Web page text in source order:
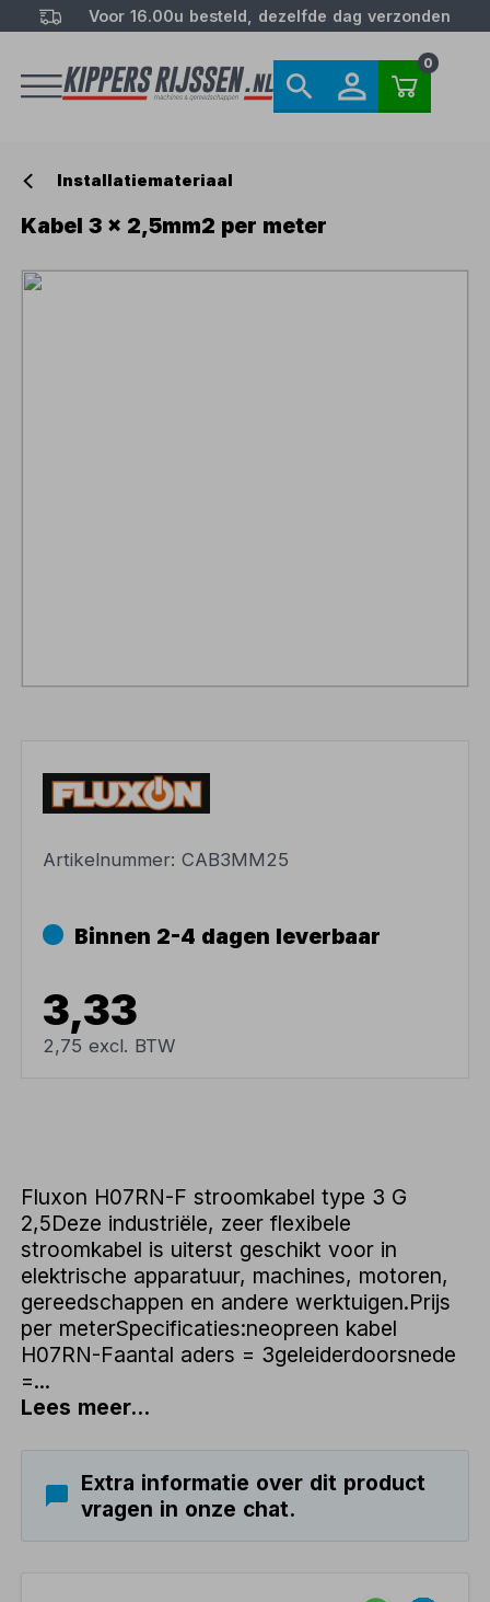
Voor 16.00u besteld, dezelfde dag verzonden
0
Installatiemateriaal
Kabel 3 x 2,5mm2 per meter
Artikelnummer:CAB3MM25
Binnen 2-4 dagen leverbaar
3,33
2,75 excl. BTW
Fluxon H07RN-F stroomkabel type 3 G
2,5Deze industriële, zeer flexibele
stroomkabel is uiterst geschikt voor in
elektrische apparatuur, machines, motoren,
gereedschappen en andere werktuigen.Prijs
per meterSpecificaties:neopreen kabel
H07RN-Faantal aders = 3geleiderdoorsnede
=...
Lees meer...
Extra informatie over dit product
vragen in onze chat.